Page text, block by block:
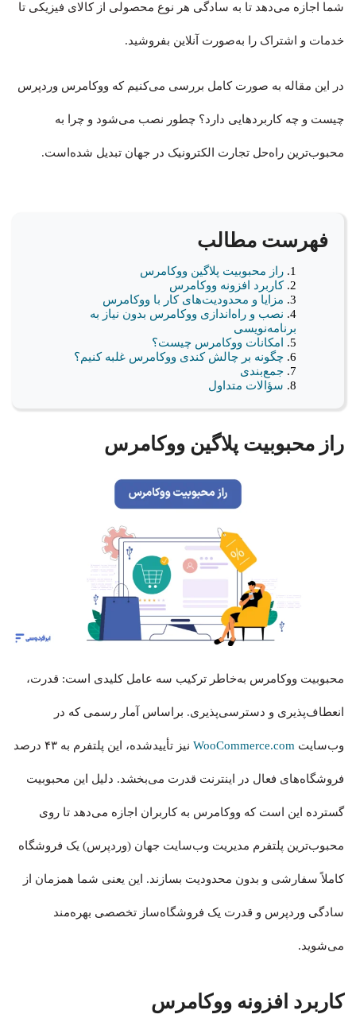
شما اجازه می‌دهد تا به سادگی هر نوع محصولی از کالای فیزیکی تا
خدمات و اشتراک را به‌صورت آنلاین بفروشید.
در این مقاله به صورت کامل بررسی می‌کنیم که ووکامرس وردپرس
چیست و چه کاربردهایی دارد؟ چطور نصب می‌شود و چرا به
محبوب‌ترین راه‌حل تجارت الکترونیک در جهان تبدیل شده‌است.
فهرست مطالب
راز محبوبیت پلاگین ووکامرس
کاربرد افزونه ووکامرس
مزایا و محدودیت‌های کار با ووکامرس
نصب و راه‌اندازی ووکامرس بدون نیاز به
برنامه‌نویسی
امکانات ووکامرس چیست؟
چگونه بر چالش کندی ووکامرس غلبه کنیم؟
جمع‌بندی
سؤالات متداول
راز محبوبیت پلاگین ووکامرس
محبوبیت ووکامرس به‌خاطر ترکیب سه عامل کلیدی است: قدرت،
انعطاف‌پذیری و دسترسی‌پذیری. براساس آمار رسمی که در
وب‌سایت نیز تأییدشده، این پلتفرم به ۴۳ درصد
فروشگاه‌های فعال در اینترنت قدرت می‌بخشد. دلیل این محبوبیت
گسترده این است که ووکامرس به کاربران اجازه می‌دهد تا روی
محبوب‌ترین پلتفرم مدیریت وب‌سایت جهان (وردپرس) یک فروشگاه
کاملاً سفارشی و بدون محدودیت بسازند. این یعنی شما همزمان از
سادگی وردپرس و قدرت یک فروشگاه‌ساز تخصصی بهره‌مند
می‌شوید.
کاربرد افزونه ووکامرس